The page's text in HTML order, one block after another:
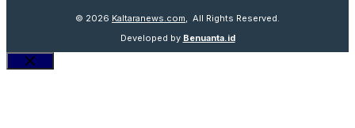
© 2026 Kaltaranews.com , All Rights Reserved.
Developed by Benuanta.id
Close